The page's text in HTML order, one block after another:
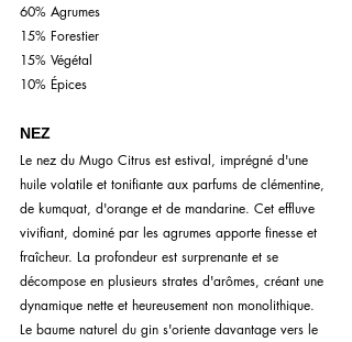
60% Agrumes
15% Forestier
15% Végétal
10% Épices
NEZ
Le nez du Mugo Citrus est estival, imprégné d'une
huile volatile et tonifiante aux parfums de clémentine,
de kumquat, d'orange et de mandarine. Cet effluve
vivifiant, dominé par les agrumes apporte finesse et
fraîcheur. La profondeur est surprenante et se
décompose en plusieurs strates d'arômes, créant une
dynamique nette et heureusement non monolithique.
Le baume naturel du gin s'oriente davantage vers le